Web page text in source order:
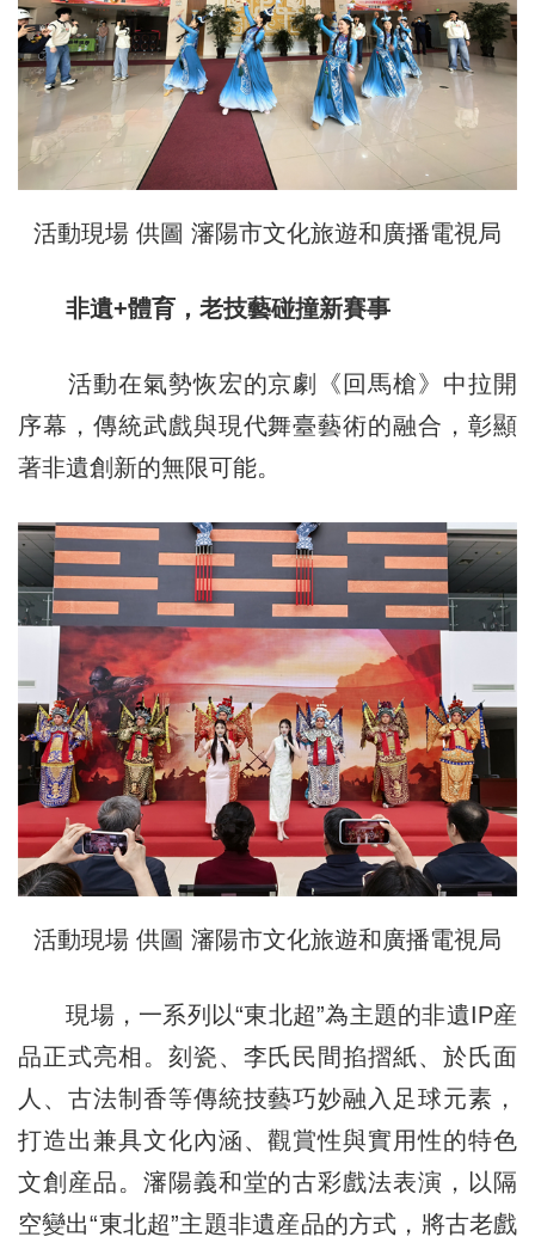
活動現場 供圖 瀋陽市文化旅遊和廣播電視局
非遺+體育，老技藝碰撞新賽事
活動在氣勢恢宏的京劇《回馬槍》中拉開
序幕，傳統武戲與現代舞臺藝術的融合，彰顯
著非遺創新的無限可能。
活動現場 供圖 瀋陽市文化旅遊和廣播電視局
現場，一系列以“東北超”為主題的非遺IP産
品正式亮相。刻瓷、李氏民間掐摺紙、於氏面
人、古法制香等傳統技藝巧妙融入足球元素，
打造出兼具文化內涵、觀賞性與實用性的特色
文創産品。瀋陽義和堂的古彩戲法表演，以隔
空變出“東北超”主題非遺産品的方式，將古老戲